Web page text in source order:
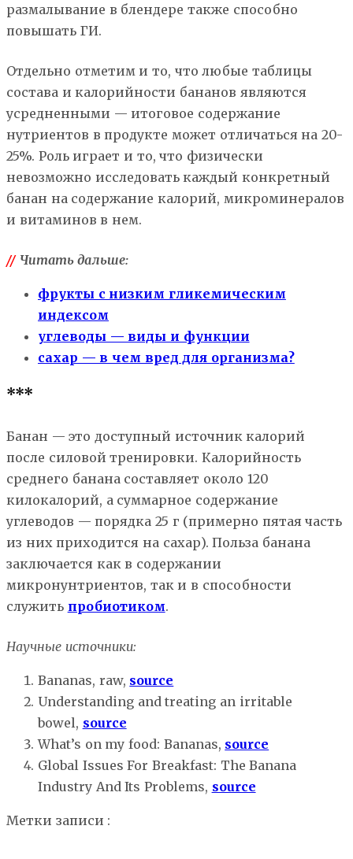
размалывание в блендере также способно
повышать ГИ.
Отдельно отметим и то, что любые таблицы
состава и калорийности бананов являются
усредненными — итоговое содержание
нутриентов в продукте может отличаться на 20-
25%. Роль играет и то, что физически
невозможно исследовать каждый конкретный
банан на содержание калорий, микроминералов
и витаминов в нем.
//Читать дальше:
фрукты с низким гликемическим
индексом
углеводы — виды и функции
сахар — в чем вред для организма?
***
Банан — это доступный источник калорий
после силовой тренировки. Калорийность
среднего банана составляет около 120
килокалорий, а суммарное содержание
углеводов — порядка 25 г (примерно пятая часть
из них приходится на сахар). Польза банана
заключается как в содержании
микронунтриентов, так и в способности
служить пробиотиком.
Научные источники:
Bananas, raw, source
Understanding and treating an irritable
bowel, source
What’s on my food: Bananas, source
Global Issues For Breakfast: The Banana
Industry And Its Problems, source
Метки записи :